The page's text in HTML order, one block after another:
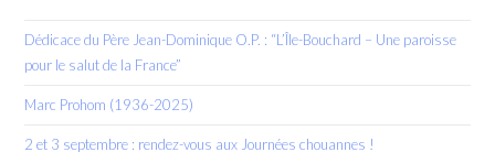
Dédicace du Père Jean-Dominique O.P. : “L’Île-Bouchard – Une paroisse
pour le salut de la France”
Marc Prohom (1936-2025)
2 et 3 septembre : rendez-vous aux Journées chouannes !